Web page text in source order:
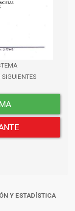
Y ESTADÍSTICA